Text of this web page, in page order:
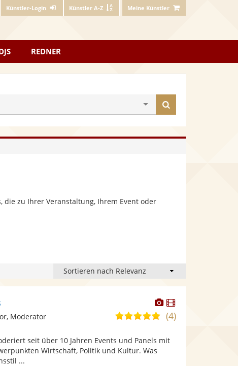
Künstler-Login Künstler A-Z Meine Künstler
REDNER
finden
zu Ihrer Veranstaltung, Ihrem Event oder
Dieser
Künstler
stellt
Fotos
bereit.
Dieser
Künstler
5,0
5
(4)
Moderator
seit über 10 Jahren Events und Panels mit
Wirtschaft, Politik und Kultur. Was
...